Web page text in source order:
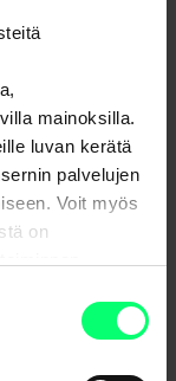
mainoksilla.
luvan kerätä
palvelujen
Voit myös
on